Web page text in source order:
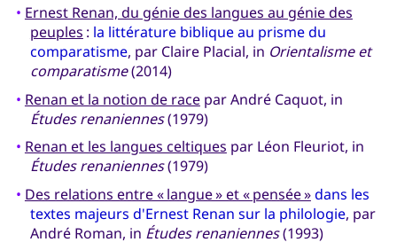
• Ernest Renan, du génie des langues au génie des
peuples : la littérature biblique au prisme du
comparatisme, par Claire Placial, in Orientalisme et
comparatisme(2014)
• Renan et la notion de racepar André Caquot, in
Études renaniennes(1979)
• Renan et les langues celtiques par Léon Fleuriot, in
Études renaniennes(1979)
• Des relations entre « langue » et « pensée »dans les
textes majeurs d'Ernest Renan sur la philologie, par
André Roman, in Études renaniennes(1993)